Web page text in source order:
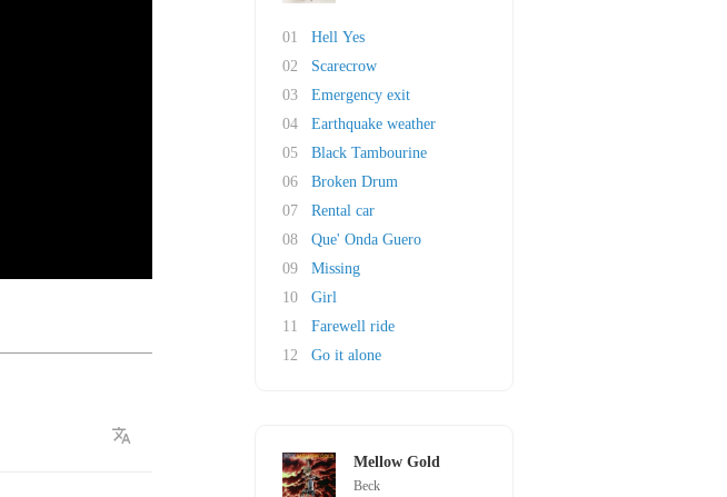
01
Hell Yes
02
Scarecrow
03
Emergency exit
04
Earthquake weather
05
Black Tambourine
06
Broken Drum
07
Rental car
08
Que' Onda Guero
09
Missing
10
Girl
11
Farewell ride
12
Go it alone
Mellow Gold
Beck